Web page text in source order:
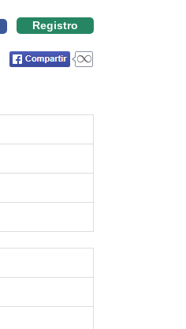
Registro